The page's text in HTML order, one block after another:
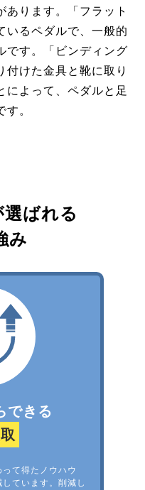
あります。「フラット
いるペダルで、一般的
です。「ビンディング
付けた金具と靴に取り
によって、ペダルと足
。
ばれる
み
できる
て得たノウハウ
ています。削減し